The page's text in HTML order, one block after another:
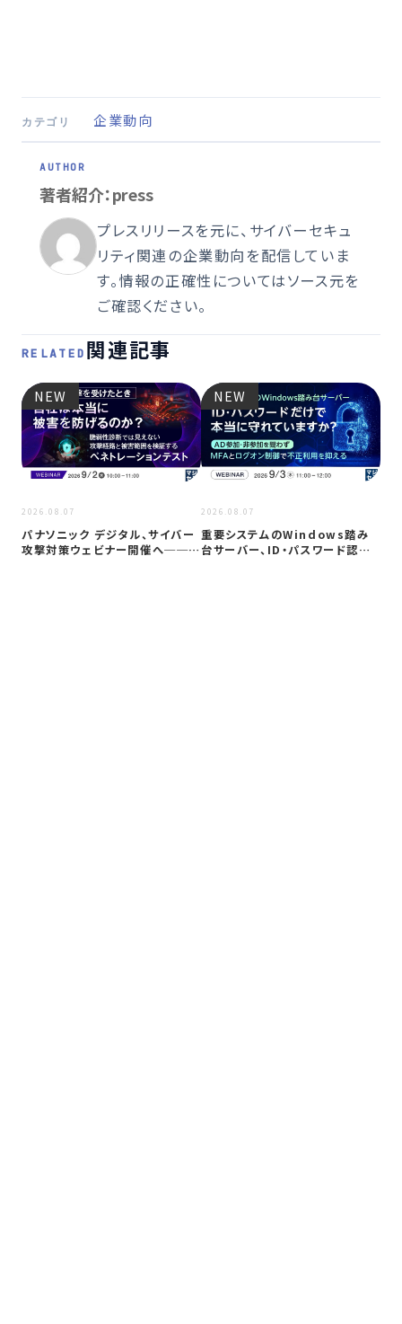
カテゴリ 企業動向
著者紹介：press
プレスリリースを元に、サイバーセキュ
リティ関連の企業動向を配信していま
す。情報の正確性についてはソース元を
ご確認ください。
RELATED 関連記事
NEW
2026.08.07
パナソニック デジタル、サイバー
攻撃対策ウェビナー開催へ──自
NEW
2026.08.07
重要システムのWindows踏み
台サーバー、ID・パスワード認証